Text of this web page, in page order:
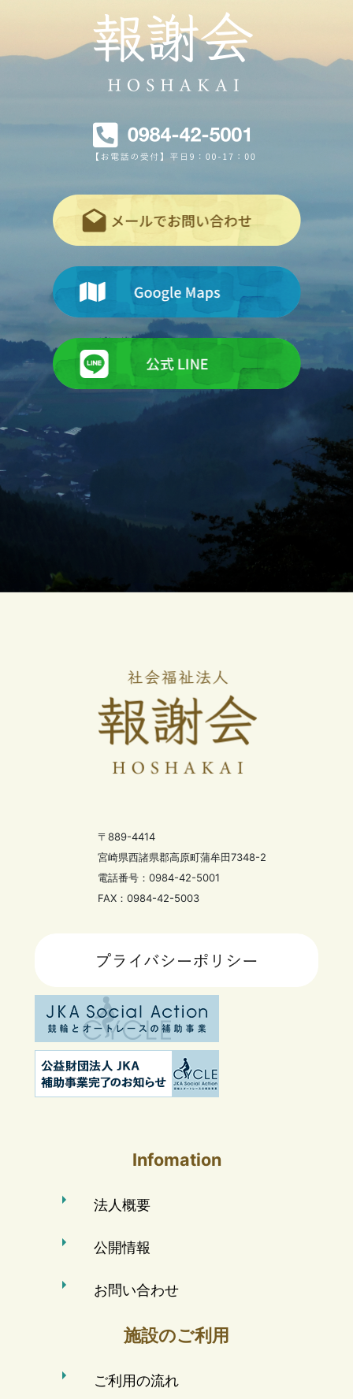
〒889-4414
宮崎県西諸県郡高原町蒲牟田7348-2
電話番号：0984-42-5001
FAX：0984-42-5003
Infomation
法人概要
公開情報
お問い合わせ
施設のご利用
ご利用の流れ